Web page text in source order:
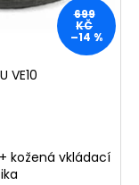
699
KČ
–14 %
VE10
kožená vkládací